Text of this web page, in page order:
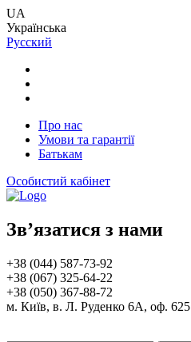
UA
Українська
Русский
Про нас
Умови та гарантії
Батькам
Особистий кабінет
Зв’язатися з нами
+38 (044) 587-73-92
+38 (067) 325-64-22
+38 (050) 367-88-72
м. Київ, в. Л. Руденко 6А, оф. 625